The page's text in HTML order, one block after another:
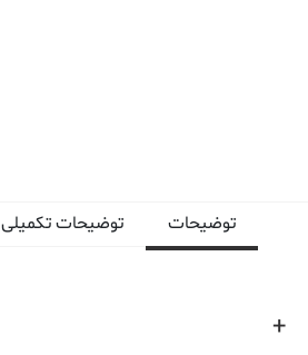
توضیحات توضیحات تکمیلی
+